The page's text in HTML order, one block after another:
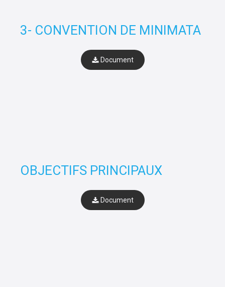
3- CONVENTION DE MINIMATA
Document
OBJECTIFS PRINCIPAUX
Document